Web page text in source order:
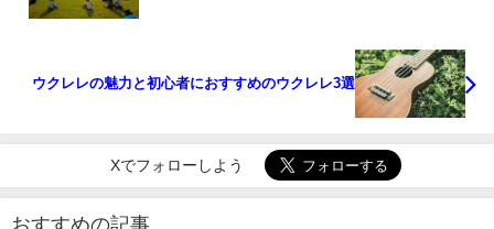
ウクレレの魅力と初心者におすすめのウクレレ3選
Xでフォローしよう
おすすめの記事